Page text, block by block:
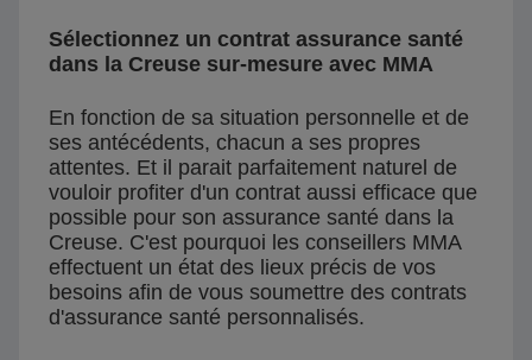
Sélectionnez un contrat assurance santé
dans la Creuse sur-mesure avec MMA
En fonction de sa situation personnelle et de
ses antécédents, chacun a ses propres
attentes. Et il parait parfaitement naturel de
vouloir profiter d'un contrat aussi efficace que
possible pour son assurance santé dans la
Creuse. C'est pourquoi les conseillers MMA
effectuent un état des lieux précis de vos
besoins afin de vous soumettre des contrats
d'assurance santé personnalisés.